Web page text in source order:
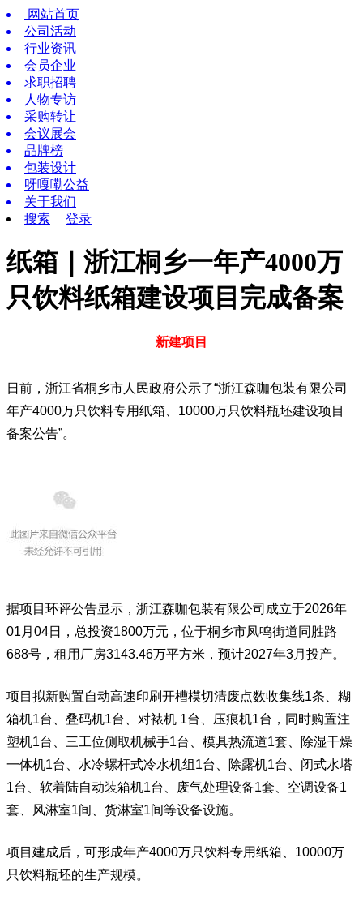
网站首页
公司活动
行业资讯
会员企业
求职招聘
人物专访
采购转让
会议展会
品牌榜
包装设计
呀嘎嘞公益
关于我们
搜索 | 登录
纸箱｜浙江桐乡一年产4000万
只饮料纸箱建设项目完成备案
新建项目
日前，浙江省桐乡市人民政府公示了“浙江森咖包装有限公司
年产4000万只饮料专用纸箱、10000万只饮料瓶坯建设项目
备案公告”。
据项目环评公告显示，浙江森咖包装有限公司成立于2026年
01月04日，总投资1800万元，位于桐乡市凤鸣街道同胜路
688号，租用厂房3143.46万平方米，预计2027年3月投产。
项目拟新购置自动高速印刷开槽模切清废点数收集线1条、 糊
箱机1台、叠码机1台、对裱机 1台、压痕机1台，同时购置注
塑机1台、三工位侧取机械手1台、 模具热流道1套、除湿干燥
一体机1台、水冷螺杆式冷水机组1台、除露机1台、闭式水塔
1台、软着陆自动装箱机1台、废气处理设备1套、空调设备1
套、风淋室1间、 货淋室1间等设备设施。
项目建成后，可形成年产4000万只饮料专用纸箱、10000万
只饮料瓶坯的生产规模。